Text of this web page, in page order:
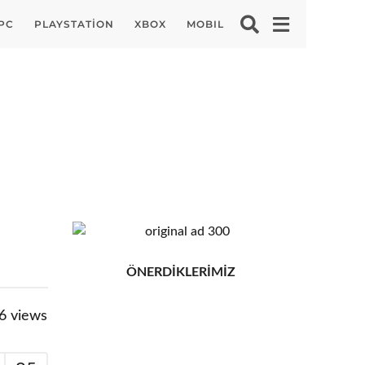
PLAYSTATION XBOX MOBIL
views
ÖNERDİKLERİMİZ